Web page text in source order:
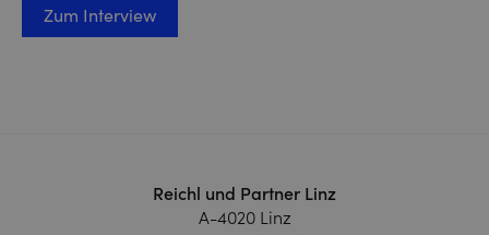
Zum Interview
Reichl und Partner Linz
A-4020 Linz